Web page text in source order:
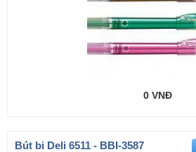
0 VNĐ
Bút bi Deli 6511 - BBI-3587